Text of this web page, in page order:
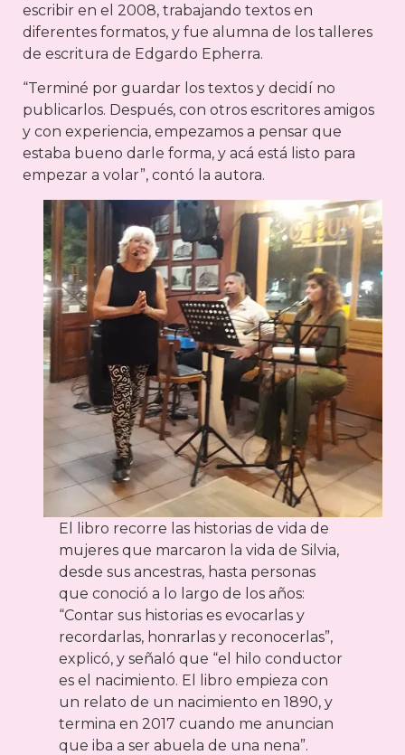
escribir en el 2008, trabajando textos en
diferentes formatos, y fue alumna de los talleres
de escritura de Edgardo Epherra.
“Terminé por guardar los textos y decidí no
publicarlos. Después, con otros escritores amigos
y con experiencia, empezamos a pensar que
estaba bueno darle forma, y acá está listo para
empezar a volar”, contó la autora.
El libro recorre las historias de vida de
mujeres que marcaron la vida de Silvia,
desde sus ancestras, hasta personas
que conoció a lo largo de los años:
“Contar sus historias es evocarlas y
recordarlas, honrarlas y reconocerlas”,
explicó, y señaló que “el hilo conductor
es el nacimiento. El libro empieza con
un relato de un nacimiento en 1890, y
termina en 2017 cuando me anuncian
que iba a ser abuela de una nena”.